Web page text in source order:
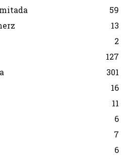
59
13
2
127
301
16
11
6
7
6